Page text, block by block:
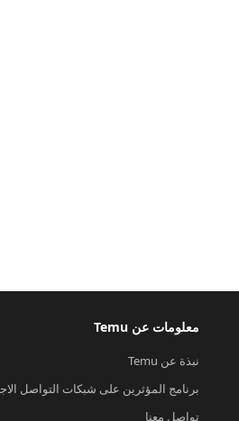
معلومات عن Temu
نبذة عن Temu
برنامج المؤثرين على شبكات التواصل
تواصل معنا